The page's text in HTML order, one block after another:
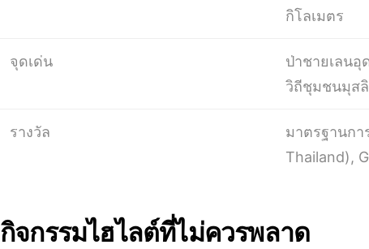
กิโลเมตร
จุดเด่น
ป่าชายเลน
วิถีชุมชนมุส
รางวัล
มาตรฐานกา
Thailand),
กิจกรรมไฮไลต์ที่ไม่ควรพลาด